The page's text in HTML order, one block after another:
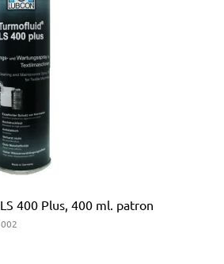
400 Plus, 400 ml. patron